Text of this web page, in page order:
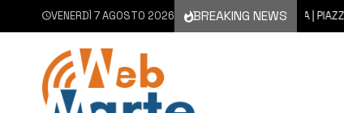
VENERDÌ 7 AGOSTO 2026 BREAKING NEWS
7 AGOSTO 2026 AUGUSTA | PIAZZA